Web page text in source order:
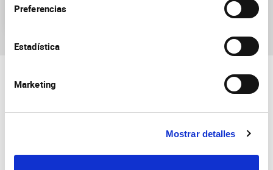
Preferencias
Estadística
Marketing
Mostrar detalles
Circuitos Sensoriales